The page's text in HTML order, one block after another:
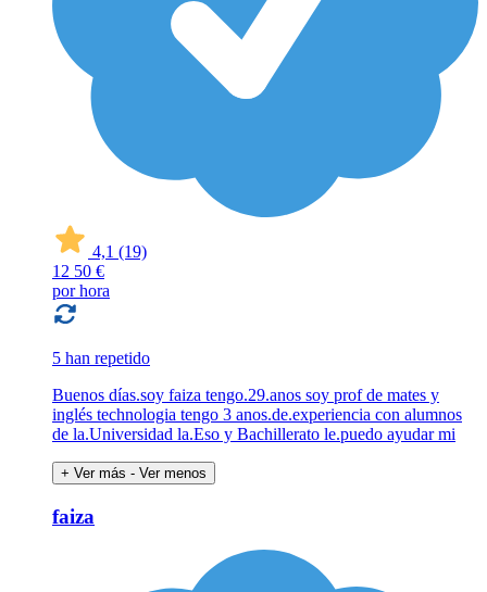
4,1 (19)
12 50 €
por hora
5 han repetido
Buenos días.soy faiza tengo.29.anos soy prof de mates y
inglés technologia tengo 3 anos.de.experiencia con alumnos
de la.Universidad la.Eso y Bachillerato le.puedo ayudar mi
+ Ver más - Ver menos
faiza